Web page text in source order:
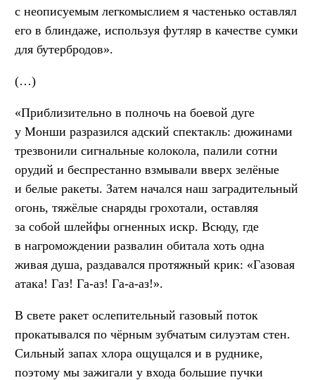
с неописуемым легкомыслием я частенько оставлял
его в блиндаже, используя футляр в качестве сумки
для бутербродов».
(…)
«Приблизительно в полночь на боевой дуге
у Монши разразился адский спектакль: дюжинами
трезвонили сигнальные колокола, палили сотни
орудий и беспрестанно взмывали вверх зелёные
и белые ракеты. Затем начался наш заградительный
огонь, тяжёлые снаряды грохотали, оставляя
за собой шлейфы огненных искр. Всюду, где
в нагромождении развалин обитала хоть одна
живая душа, раздавался протяжный крик: «Газовая
атака! Газ! Га-аз! Га-а-аз!».
В свете ракет ослепительный газовый поток
прокатывался по чёрным зубчатым силуэтам стен.
Сильный запах хлора ощущался и в руднике,
поэтому мы зажигали у входа большие пучки